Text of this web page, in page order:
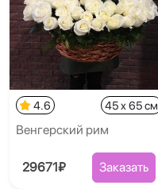
4.6 45 x 65 см
Венгерский рим
29671₽ Заказать